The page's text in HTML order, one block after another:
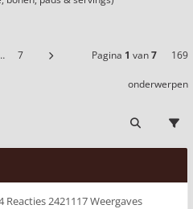
7 Pagina 1 van7 169
onderwerpen
Reacties 2421117 Weergaves